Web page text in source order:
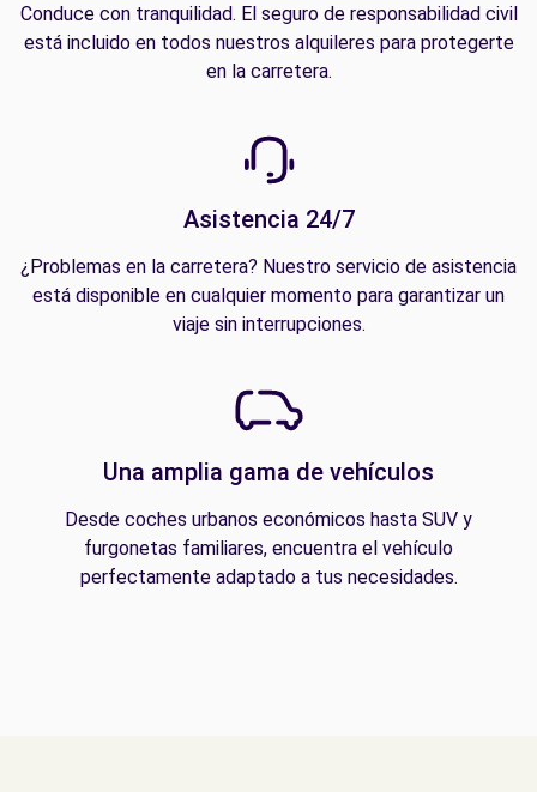
Conduce con tranquilidad. El seguro de responsabilidad civil
está incluido en todos nuestros alquileres para protegerte
en la carretera.
Asistencia 24/7
¿Problemas en la carretera? Nuestro servicio de asistencia
está disponible en cualquier momento para garantizar un
viaje sin interrupciones.
Una amplia gama de vehículos
Desde coches urbanos económicos hasta SUV y
furgonetas familiares, encuentra el vehículo
perfectamente adaptado a tus necesidades.